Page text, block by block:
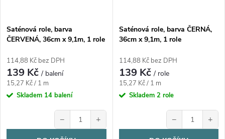
Saténová role, barva
ČERVENÁ, 36cm x 9,1m, 1 role
114,88 Kč bez DPH
139 Kč/ balení
Měrná
cena:
15,27 Kč / 1 m
Skladem 14 balení
− +
Saténová role, barva ČERNÁ,
36cm x 9,1m, 1 role
114,88 Kč bez DPH
139 Kč/ role
Měrná
cena:
15,27 Kč / 1 m
Skladem 2 role
− +